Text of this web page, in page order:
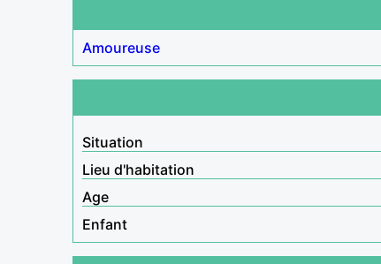
Amoureuse
Situation
Lieu d'habitation
Age
Enfant